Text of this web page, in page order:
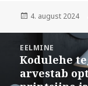
Postitatud
4. august 2024
EELMINE
Eelmine
postitus:
Kodulehe
arvestab